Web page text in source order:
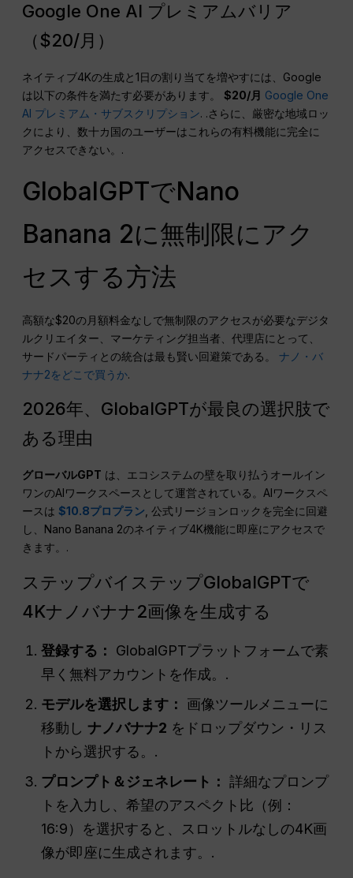
Google One AI プレミアムバリア
（$20/月）
ネイティブ4Kの生成と1日の割り当てを増やすには、Google
は以下の条件を満たす必要があります。$20/月 Google One
AI プレミアム・サブスクリプション. .さらに、厳密な地域ロッ
クにより、数十カ国のユーザーはこれらの有料機能に完全に
アクセスできない。.
GlobalGPTでNano
Banana 2に無制限にアク
セスする方法
高額な$20の月額料金なしで無制限のアクセスが必要なデジタ
ルクリエイター、マーケティング担当者、代理店にとって、
サードパーティとの統合は最も賢い回避策である。ナノ・バ
ナナ2をどこで買うか.
2026年、GlobalGPTが最良の選択肢で
ある理由
グローバルGPT は、エコシステムの壁を取り払うオールイン
ワンのAIワークスペースとして運営されている。AIワークスペ
ースは$10.8プロプラン , 公式リージョンロックを完全に回避
し、Nano Banana 2のネイティブ4K機能に即座にアクセスで
きます。.
ステップバイステップGlobalGPTで
4Kナノバナナ2画像を生成する
登録する：
GlobalGPTプラットフォームで素
早く無料アカウントを作成。.
モデルを選択します：
画像ツールメニューに
移動しナノバナナ2 をドロップダウン・リス
トから選択する。.
プロンプト＆ジェネレート： 詳細なプロンプ
トを入力し、希望のアスペクト比（例：
16:9）を選択すると、スロットルなしの4K画
像が即座に生成されます。.